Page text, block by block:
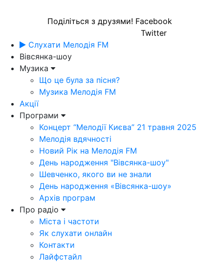
Поділіться з друзями! Facebook
Twitter
Слухати Мелодія FM
Вівсянка-шоу
Музика
Що це була за пісня?
Музика Мелодія FM
Акції
Програми
Концерт “Мелодії Києва” 21 травня 2025
Мелодія вдячності
Новий Рік на Мелодія FM
День народження "Вівсянка-шоу"
Шевченко, якого ви не знали
День народження «Вівсянка-шоу»
Архів програм
Про радіо
Міста і частоти
Як слухати онлайн
Контакти
Лайфстайл